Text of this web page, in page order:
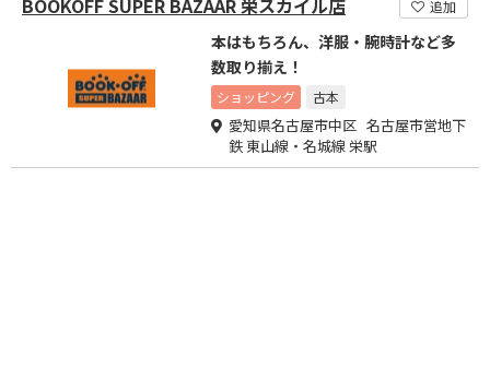
BOOKOFF SUPER BAZAAR 栄スカイル店 追加
本はもちろん、洋服・腕時計など多
数取り揃え！
ショッピング 古本
愛知県名古屋市中区 名古屋市営地下
鉄 東山線・名城線 栄駅